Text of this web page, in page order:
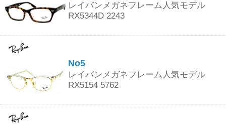
レイバンメガネフレーム人気モデル
RX5344D 2243
No5
レイバンメガネフレーム人気モデル
RX5154 5762